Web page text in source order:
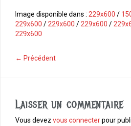
c
e
b
k
Image disponible dans : 229x600 /
229x600 / 229x600 / 229x600 /
229x600
← Précédent
Laisser un commentaire
Vous devez vous connecterpour